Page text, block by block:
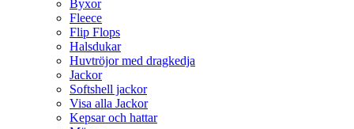
Byxor
Fleece
Flip Flops
Halsdukar
Huvtröjor med dragkedja
Jackor
Softshell jackor
Visa alla Jackor
Kepsar och hattar